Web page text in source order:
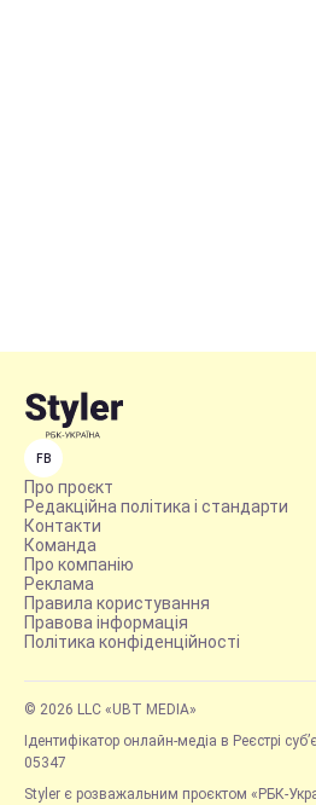
FB
Про проєкт
Редакційна політика і стандарти
Контакти
Команда
Про компанію
Реклама
Правила користування
Правова інформація
Політика конфіденційності
© 2026 LLC «UBT MEDIA»
Ідентифікатор онлайн-медіа в Реєстрі
05347
Styler є розважальним проєктом «РБК-